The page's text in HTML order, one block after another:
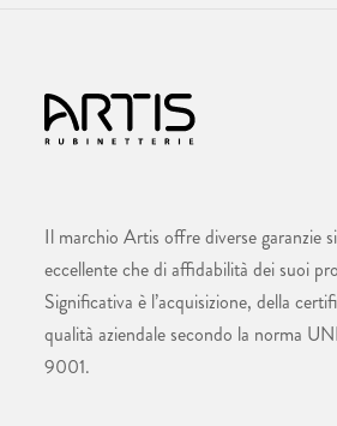
Il marchio Artis offre diverse garanzie
eccellente che di affidabilità dei suoi
Significativa è l’acquisizione, della
qualità aziendale secondo la norma
9001.